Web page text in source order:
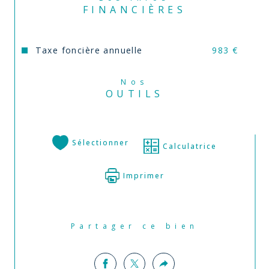
FINANCIÈRES
Taxe foncière annuelle 983 €
Nos
OUTILS
Sélectionner Calculatrice
Imprimer
Partager ce bien